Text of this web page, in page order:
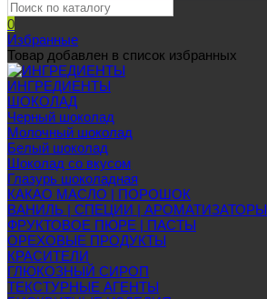
0
Избранные
Товар добавлен в список избранных
ИНГРЕДИЕНТЫ
ШОКОЛАД
Черный шоколад
Молочный шоколад
Белый шоколад
Шоколад со вкусом
Глазурь шоколадная
КАКАО МАСЛО | ПОРОШОК
ВАНИЛЬ | СПЕЦИИ | АРОМАТИЗАТОРЫ
ФРУКТОВОЕ ПЮРЕ | ПАСТЫ
ОРЕХОВЫЕ ПРОДУКТЫ
КРАСИТЕЛИ
ГЛЮКОЗНЫЙ СИРОП
ТЕКСТУРНЫЕ АГЕНТЫ